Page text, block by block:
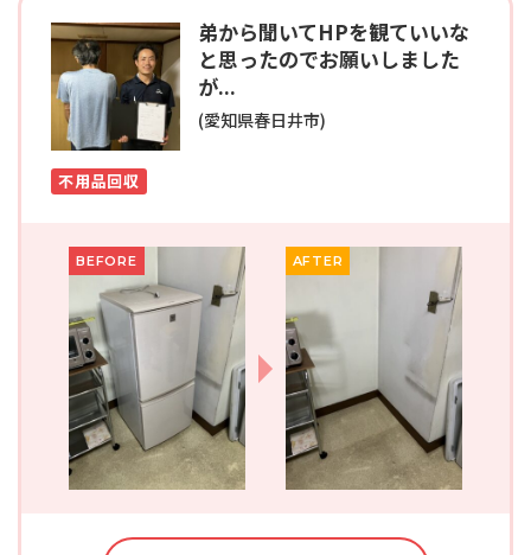
弟から聞いてHPを観ていいな
と思ったのでお願いしました
が...
(愛知県春日井市)
不用品回収
BEFORE AFTER